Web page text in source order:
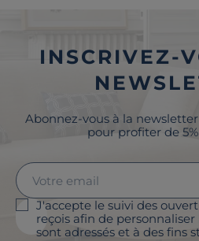
INSCRIVEZ-
Abonnez-vous à la
pour profiter de
J'accepte le suivi des
reçois afin de
sont adressés et à des fins